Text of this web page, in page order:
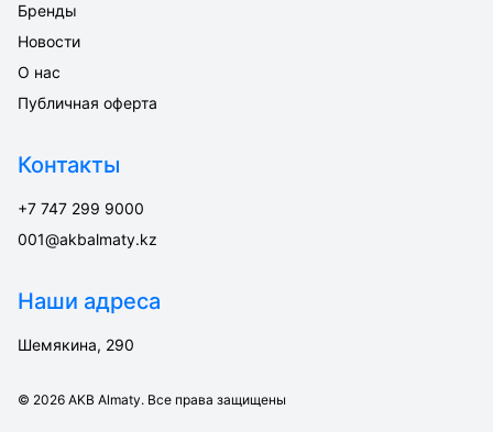
Бренды
Новости
О нас
Публичная оферта
Контакты
+7 747 299 9000
001@akbalmaty.kz
Наши адреса
Шемякина, 290
© 2026 AKB Almaty. Все права защищены